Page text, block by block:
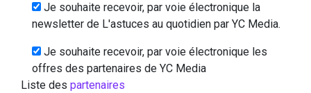
Je souhaite recevoir, par voie électronique la
newsletter de L'astuces au quotidien par YC Media.
Je souhaite recevoir, par voie électronique les
offres des partenaires de YC Media
Liste des partenaires